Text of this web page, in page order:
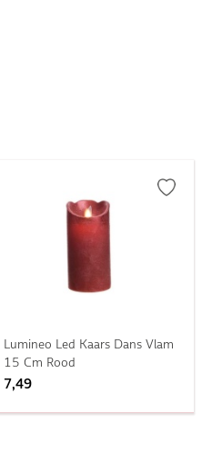
Lumineo Led Kaars Dans Vlam
15 Cm Rood
7,49